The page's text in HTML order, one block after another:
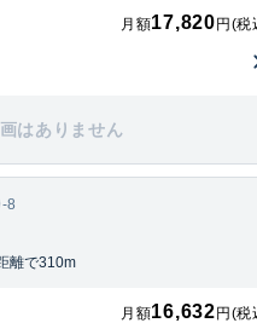
月額17,820 円(税
はありません
8
離で310m
月額16,632 円(税